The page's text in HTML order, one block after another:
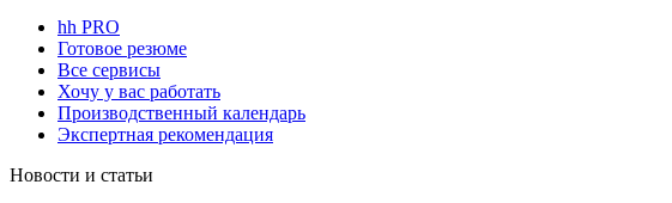
hh PRO
Готовое резюме
Все сервисы
Хочу у вас работать
Производственный календарь
Экспертная рекомендация
Новости и статьи